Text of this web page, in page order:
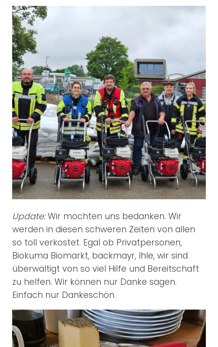
Update:Wir möchten uns bedanken. Wir
werden in diesen schweren Zeiten von allen
so toll verkostet. Egal ob Privatpersonen,
Biokuma Biomarkt, backmayr, Ihle, wir sind
überwältigt von so viel Hilfe und Bereitschaft
zu helfen. Wir können nur Danke sagen.
Einfach nur Dankeschön.